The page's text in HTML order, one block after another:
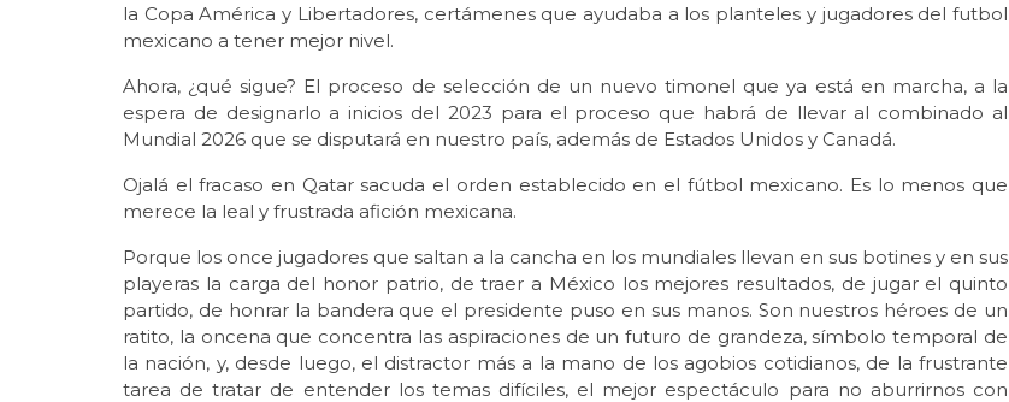
la Copa América y Libertadores, certámenes que ayudaba a los planteles y jugadores del futbol
mexicano a tener mejor nivel.
Ahora, ¿qué sigue? El proceso de selección de un nuevo timonel que ya está en marcha, a la
espera de designarlo a inicios del 2023 para el proceso que habrá de llevar al combinado al
Mundial 2026 que se disputará en nuestro país, además de Estados Unidos y Canadá.
Ojalá el fracaso en Qatar sacuda el orden establecido en el fútbol mexicano. Es lo menos que
merece la leal y frustrada afición mexicana.
Porque los once jugadores que saltan a la cancha en los mundiales llevan en sus botines y en sus
playeras la carga del honor patrio, de traer a México los mejores resultados, de jugar el quinto
partido, de honrar la bandera que el presidente puso en sus manos. Son nuestros héroes de un
ratito, la oncena que concentra las aspiraciones de un futuro de grandeza, símbolo temporal de
la nación, y, desde luego, el distractor más a la mano de los agobios cotidianos, de la frustrante
tarea de tratar de entender los temas difíciles, el mejor espectáculo para no aburrirnos con